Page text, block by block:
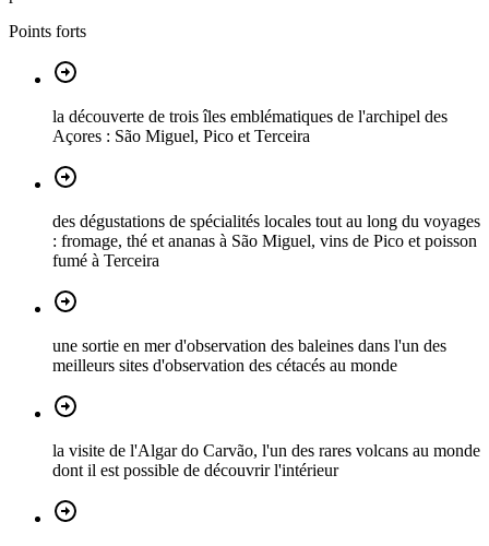
Points forts
la découverte de trois îles emblématiques de l'archipel des
Açores : São Miguel, Pico et Terceira
des dégustations de spécialités locales tout au long du voyages
: fromage, thé et ananas à São Miguel, vins de Pico et poisson
fumé à Terceira
une sortie en mer d'observation des baleines dans l'un des
meilleurs sites d'observation des cétacés au monde
la visite de l'Algar do Carvão, l'un des rares volcans au monde
dont il est possible de découvrir l'intérieur